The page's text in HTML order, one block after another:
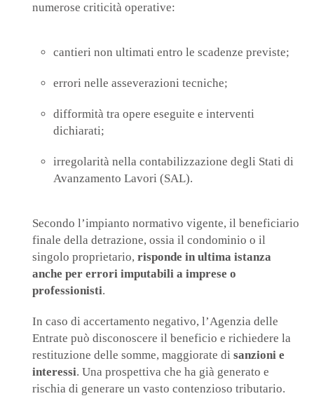
numerose criticità operative:
cantieri non ultimati entro le scadenze previste;
errori nelle asseverazioni tecniche;
difformità tra opere eseguite e interventi
dichiarati;
irregolarità nella contabilizzazione degli Stati di
Avanzamento Lavori (SAL).
Secondo l’impianto normativo vigente, il beneficiario
finale della detrazione, ossia il condominio o il
singolo proprietario, risponde in ultima istanza
anche per errori imputabili a imprese o
professionisti.
In caso di accertamento negativo, l’Agenzia delle
Entrate può disconoscere il beneficio e richiedere la
restituzione delle somme, maggiorate di sanzioni e
interessi. Una prospettiva che ha già generato e
rischia di generare un vasto contenzioso tributario.